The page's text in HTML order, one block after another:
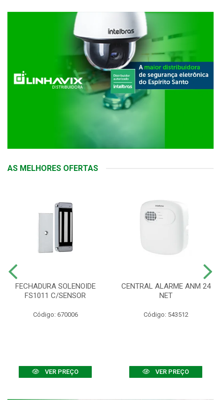
AS MELHORES OFERTAS
FECHADURA SOLENOIDE
FS1011 C/SENSOR
Código: 670006
VER PREÇO
CENTRAL ALARME ANM 24
NET
Código: 543512
VER PREÇO